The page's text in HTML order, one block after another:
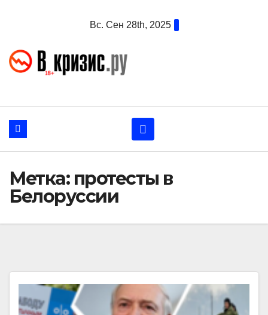
Вс. Сен 28th, 2025
Метка: протесты в
Белоруссии